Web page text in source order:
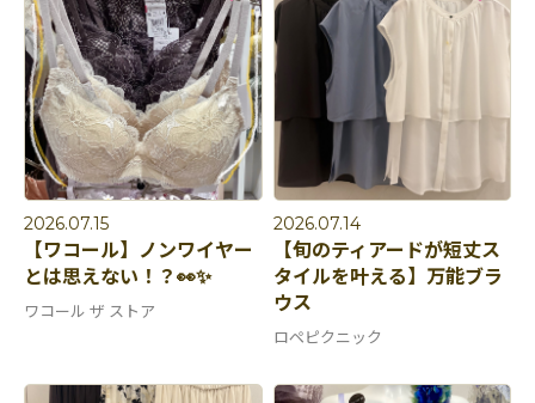
2026.07.15
【ワコール】ノンワイヤー
とは思えない！？👀✨
ワコール ザ ストア
2026.07.14
【旬のティアードが短丈ス
タイルを叶える】万能ブラ
ウス
ロペピクニック